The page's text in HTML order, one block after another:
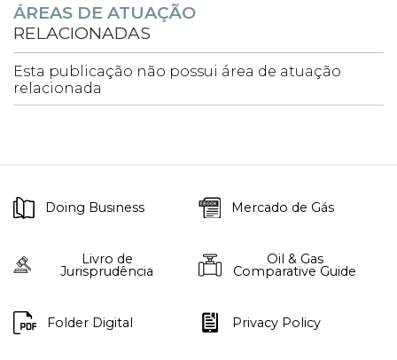
ÁREAS DE ATUAÇÃO
RELACIONADAS
Esta publicação não possui área de atuação
relacionada
Doing Business Mercado de Gás
Livro de
Jurisprudência
Oil & Gas
Comparative Guide
Folder Digital Privacy Policy